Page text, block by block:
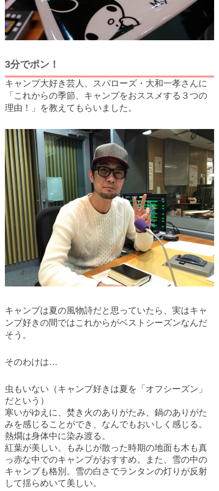
3分でポン！
キャンプ大好き芸人、スパローズ・大和一孝さんに
「これからの季節、キャンプをおススメする３つの
理由！」を教えてもらいました。
キャンプは夏の風物詩だと思っていたら、実はキャ
ンプ好きの間ではこれからがベストシーズンなんだ
そう。
そのわけは…
虫もいない（キャンプ好きは夏を「オフシーズン」
だという）
寒いがゆえに、焚き火のありがたみ、鍋のありがた
みを感じることができ、なんでもおいしく感じる。
熱燗は身体中に染み渡る。
紅葉が美しい。もみじが散った時期の地面も木も真
っ赤な中でのキャンプがおすすめ。また、雪の中の
キャンプも格別。雪の白さでランタンの灯りが反射
して揺らめいて美しい。